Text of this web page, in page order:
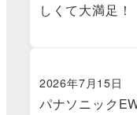
しくて大満足！
パナソニック
2026年7月15日